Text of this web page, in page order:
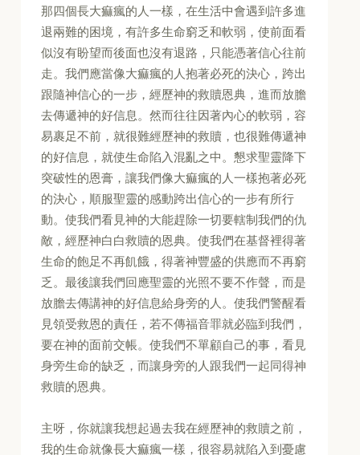
那四個長大痲瘋的人一樣，在生活中會遇到許多進
退兩難的困境，有許多生命窮乏和軟弱，使前面看
似沒有盼望而後面也沒有退路，只能憑著信心往前
走。我們應當像大痲瘋的人抱著必死的決心，跨出
跟隨神信心的一步，經歷神的救贖恩典，進而放膽
去傳遞神的好信息。然而往往因著內心的軟弱，容
易裹足不前，就很難經歷神的救贖，也很難傳遞神
的好信息，就使生命陷入混亂之中。懇求聖靈降下
突破性的恩膏，讓我們像大痲瘋的人一樣抱著必死
的決心，順服聖靈的感動跨出信心的一步有所行
動。使我們看見神的大能趕除一切要轄制我們的仇
敵，經歷神白白救贖的恩典。使我們在基督裡得著
生命的飽足不再飢餓，得著神豐盛的供應而不再窮
乏。最後讓我們回應聖靈的光照不要不作聲，而是
放膽去傳講神的好信息給身旁的人。使我們警醒看
見領受救恩的責任，若不傳福音罪就必臨到我們，
要在神的面前交帳。使我們不單顧自己的事，看見
身旁生命的缺乏，而讓身旁的人跟我們一起同得神
救贖的恩典。
主呀，你就讓我想起過去我在經歷神的救贖之前，
我的生命就像長大痲瘋一樣，很容易就陷入到憂慮